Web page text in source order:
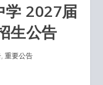
学 2027届
生公告
, 重要公告